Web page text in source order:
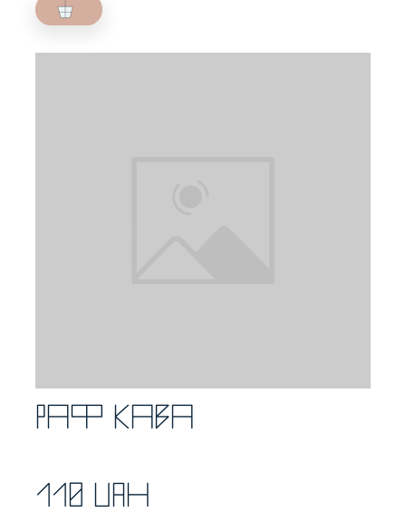
Раф кава
110 UAH